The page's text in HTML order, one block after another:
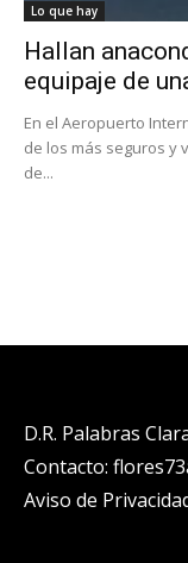
Lo que hay
Hallan
equipaje de
En el Aeropuerto
de los más seguros y
de...
D.R. Palabras
Contacto:
Aviso de